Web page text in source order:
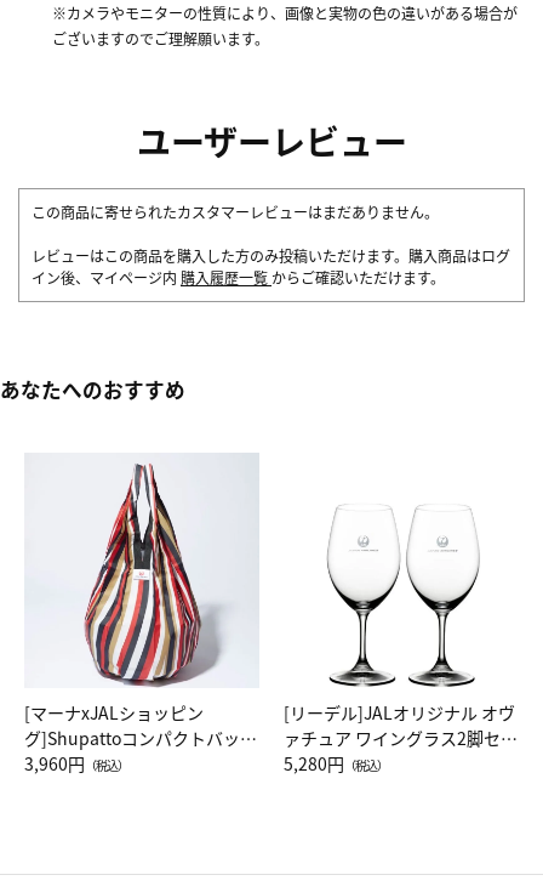
※カメラやモニターの性質により、画像と実物の色の違いがある場合が
ございますのでご理解願います。
ユーザーレビュー
この商品に寄せられたカスタマーレビューはまだありません。
レビューはこの商品を購入した方のみ投稿いただけます。購入商品はログ
イン後、マイページ内 購入履歴一覧 からご確認いただけます。
あなたへのおすすめ
[マーナxJALショッピン
グ]Shupattoコンパクトバッグ
Drop JAL客室乗務員（LC）ス
3,960円 （税込）
[リーデル]JALオリジナル オヴ
ァチュア ワイングラス2脚セッ
ト（レッドワイン）
5,280円 （税込）